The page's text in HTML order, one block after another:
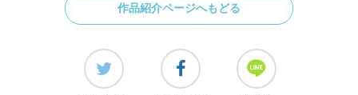
作品紹介ページへもどる